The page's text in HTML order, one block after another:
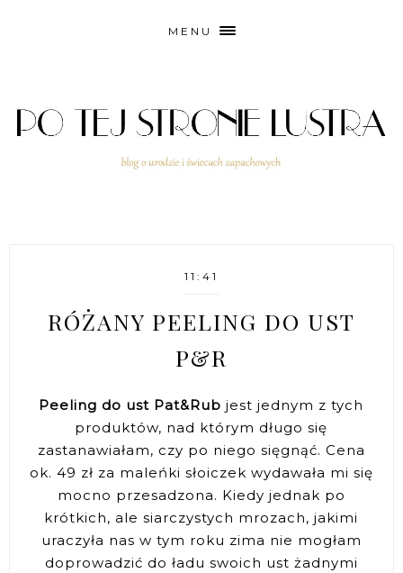
MENU
11:41
RÓŻANY PEELING DO UST
P&R
Peeling do ust Pat&Rub jest jednym z tych
produktów, nad którym długo się
zastanawiałam, czy po niego sięgnąć. Cena
ok. 49 zł za maleńki słoiczek wydawała mi się
mocno przesadzona. Kiedy jednak po
krótkich, ale siarczystych mrozach, jakimi
uraczyła nas w tym roku zima nie mogłam
doprowadzić do ładu swoich ust żadnymi